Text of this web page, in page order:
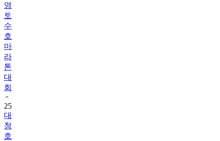
영
토
수
호
마
라
톤
대
회
25
대
청
호